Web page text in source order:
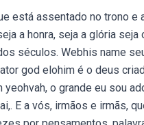
está assentado no trono e
a honra, seja a glória
séculos. Webhis name
god elohim é o deus
yeohvah, o grande eu sou
E a vós, irmãos e irmãs,